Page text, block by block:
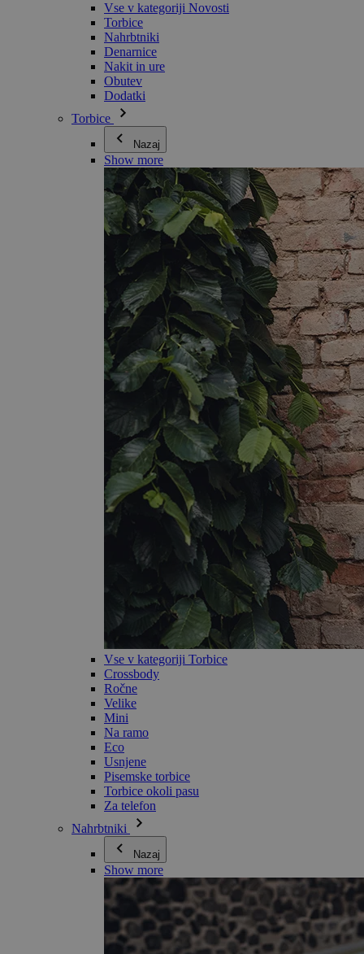
Vse v kategoriji Novosti
Torbice
Nahrbtniki
Denarnice
Nakit in ure
Obutev
Dodatki
Torbice
Nazaj
Show more
Vse v kategoriji Torbice
Crossbody
Ročne
Velike
Mini
Na ramo
Eco
Usnjene
Pisemske torbice
Torbice okoli pasu
Za telefon
Nahrbtniki
Nazaj
Show more